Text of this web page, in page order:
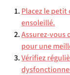
Placez le
ensoleillé.
Assurez-vous
pour une
Vérifiez